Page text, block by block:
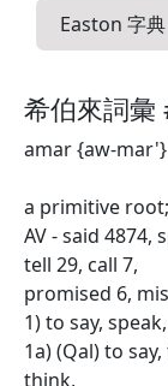
Easton 字典
希伯來詞彙
amar {aw-mar'}
a primitive root;
AV - said 4874,
tell 29, call 7,
promised 6,
1) to say,
1a) (Qal) to
think,